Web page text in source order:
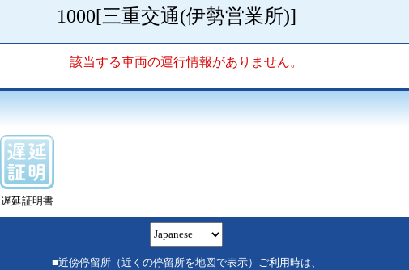
1000[三重交通(伊勢営業所)]
該当する車両の運行情報がありません。
遅延証明書
■近傍停留所（近くの停留所を地図で表示）ご利用時は、